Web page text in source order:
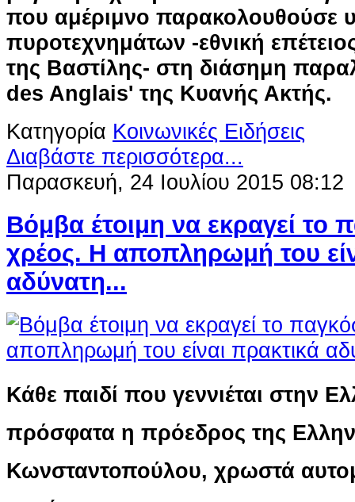
που αμέριμνο παρακολουθούσε
πυροτεχνημάτων -εθνική
της Βαστίλης- στη διάσημη
des Anglais' της Κυανής Ακτής.
Κατηγορία Κοινωνικές Ειδήσεις
Διαβάστε περισσότερα...
Παρασκευή, 24 Ιουλίου 2015 08:12
Βόμβα έτοιμη να εκραγεί το
χρέος. H αποπληρωμή του
αδύνατη...
Κάθε παιδί που γεννιέται στην
πρόσφατα η πρόεδρος της
Κωνσταντοπούλου, χρωστά